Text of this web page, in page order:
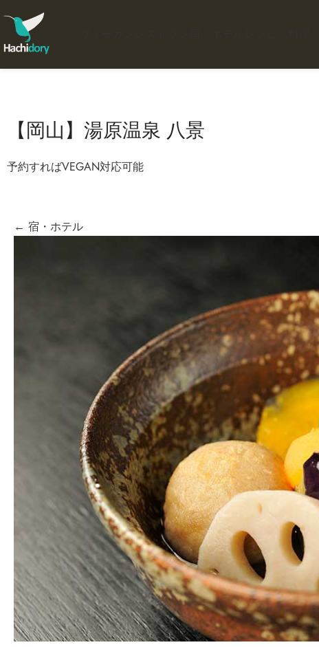
【岡山】湯原温泉 八景
予約すればVEGAN対応可能
← 宿・ホテル